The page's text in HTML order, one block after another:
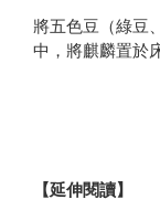
將五色豆（綠豆
中，將麒麟置於
【延伸閱讀】